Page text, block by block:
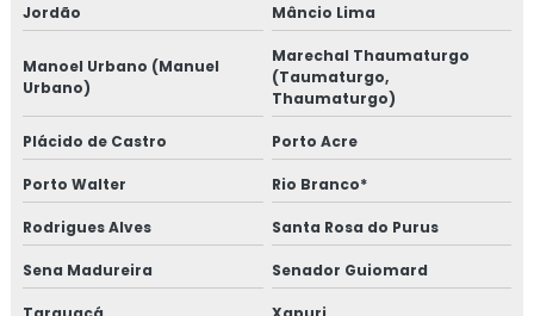
Jordão Mâncio Lima
Manoel Urbano (Manuel
Urbano)
Marechal Thaumaturgo
(Taumaturgo,
Thaumaturgo)
Plácido de Castro Porto Acre
Porto Walter Rio Branco*
Rodrigues Alves Santa Rosa do Purus
Sena Madureira Senador Guiomard